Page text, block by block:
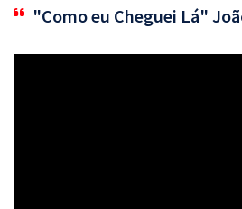
"Como eu Cheguei Lá"